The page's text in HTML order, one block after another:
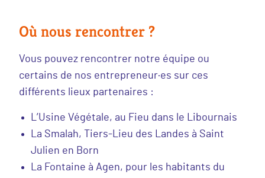
Où nous rencontrer ?
Vous pouvez rencontrer notre équipe ou
certains de nos entrepreneur·es sur ces
différents lieux partenaires :
L’Usine Végétale, au Fieu dans le Libournais
La Smalah, Tiers-Lieu des Landes à Saint
Julien en Born
La Fontaine à Agen, pour les habitants du